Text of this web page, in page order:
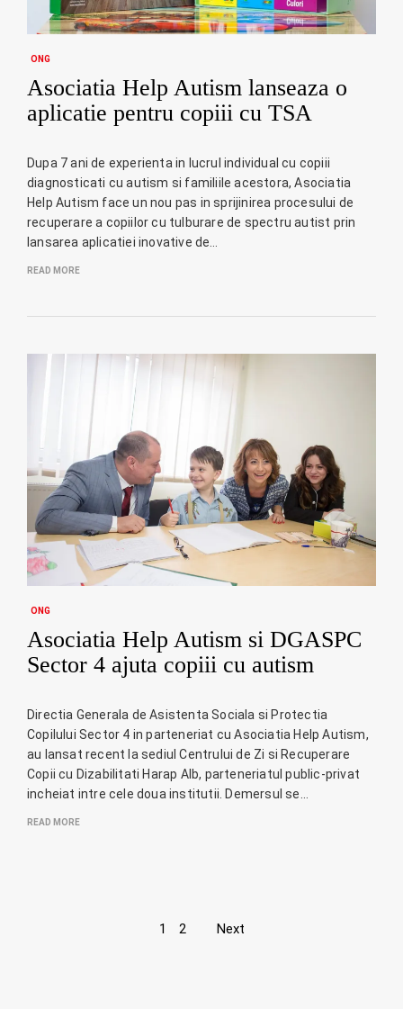
ONG
Asociatia Help Autism lanseaza o
aplicatie pentru copiii cu TSA
Dupa 7 ani de experienta in lucrul individual cu copiii
diagnosticati cu autism si familiile acestora, Asociatia
Help Autism face un nou pas in sprijinirea procesului de
recuperare a copiilor cu tulburare de spectru autist prin
lansarea aplicatiei inovative de…
READ MORE
ONG
Asociatia Help Autism si DGASPC
Sector 4 ajuta copiii cu autism
Directia Generala de Asistenta Sociala si Protectia
Copilului Sector 4 in parteneriat cu Asociatia Help Autism,
au lansat recent la sediul Centrului de Zi si Recuperare
Copii cu Dizabilitati Harap Alb, parteneriatul public-privat
incheiat intre cele doua institutii. Demersul se…
READ MORE
1 2 Next